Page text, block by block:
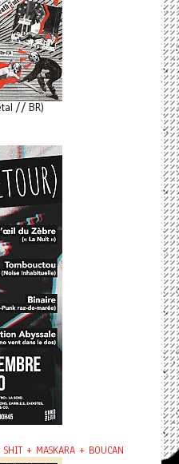
// BR)
+ MASKARA + BOUCAN